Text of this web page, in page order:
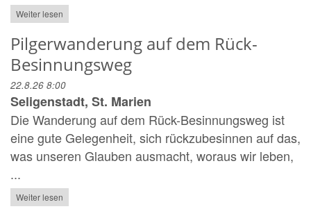
Weiter lesen
Pilgerwanderung auf dem Rück-
Besinnungsweg
22.8.26 8:00
Seligenstadt, St. Marien
Die Wanderung auf dem Rück-Besinnungsweg ist
eine gute Gelegenheit, sich rückzubesinnen auf das,
was unseren Glauben ausmacht, woraus wir leben,
...
Weiter lesen